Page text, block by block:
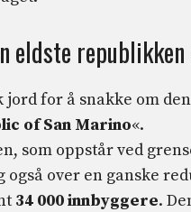
eldste
for å snakke om
of San Marino«.
som oppstår ved
også over en ganske
34 000 innbyggere.